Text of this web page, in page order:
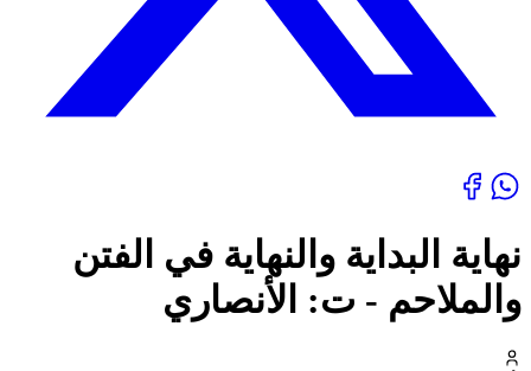
نهاية البداية والنهاية في الفتن
والملاحم - ت: الأنصاري